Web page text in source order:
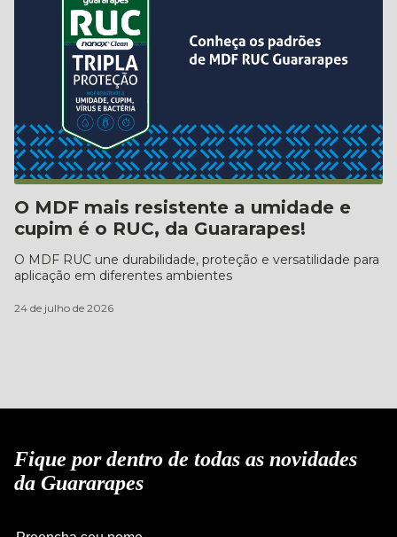
O MDF mais resistente a umidade e
cupim é o RUC, da Guararapes!
O MDF RUC une durabilidade, proteção e versatilidade para
aplicação em diferentes ambientes
24 de julho de 2026
Fique por dentro de todas as novidades
da Guararapes